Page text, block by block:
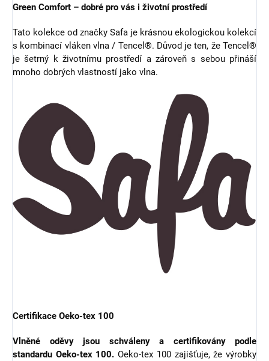
Green Comfort – dobré pro vás i životní prostředí
Tato kolekce od značky Safa je krásnou ekologickou kolekcí
s kombinací vláken vlna / Tencel®. Důvod je ten, že Tencel®
je šetrný k životnímu prostředí a zároveň s sebou přináší
mnoho dobrých vlastností jako vlna.
Certifikace Oeko-tex 100
Vlněné oděvy jsou schváleny a certifikovány podle
standardu Oeko-tex 100. Oeko-tex 100 zajišťuje, že výrobky